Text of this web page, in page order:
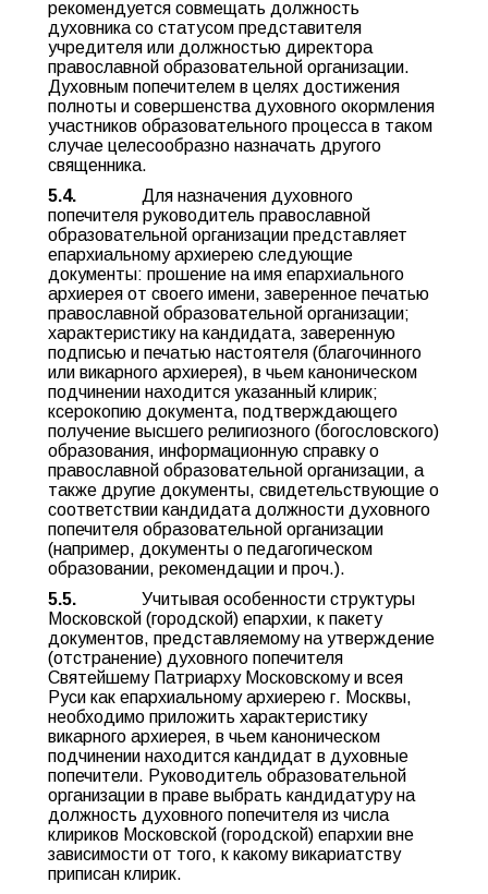
рекомендуется совмещать должность
духовника со статусом представителя
учредителя или должностью директора
православной образовательной организации.
Духовным попечителем в целях достижения
полноты и совершенства духовного окормления
участников образовательного процесса в таком
случае целесообразно назначать другого
священника.
5.4. Для назначения духовного
попечителя руководитель православной
образовательной организации представляет
епархиальному архиерею следующие
документы: прошение на имя епархиального
архиерея от своего имени, заверенное печатью
православной образовательной организации;
характеристику на кандидата, заверенную
подписью и печатью настоятеля (благочинного
или викарного архиерея), в чьем каноническом
подчинении находится указанный клирик;
ксерокопию документа, подтверждающего
получение высшего религиозного (богословского)
образования, информационную справку о
православной образовательной организации, а
также другие документы, свидетельствующие о
соответствии кандидата должности духовного
попечителя образовательной организации
(например, документы о педагогическом
образовании, рекомендации и проч.).
5.5. Учитывая особенности структуры
Московской (городской) епархии, к пакету
документов, представляемому на утверждение
(отстранение) духовного попечителя
Святейшему Патриарху Московскому и всея
Руси как епархиальному архиерею г. Москвы,
необходимо приложить характеристику
викарного архиерея, в чьем каноническом
подчинении находится кандидат в духовные
попечители. Руководитель образовательной
организации в праве выбрать кандидатуру на
должность духовного попечителя из числа
клириков Московской (городской) епархии вне
зависимости от того, к какому викариатству
приписан клирик.